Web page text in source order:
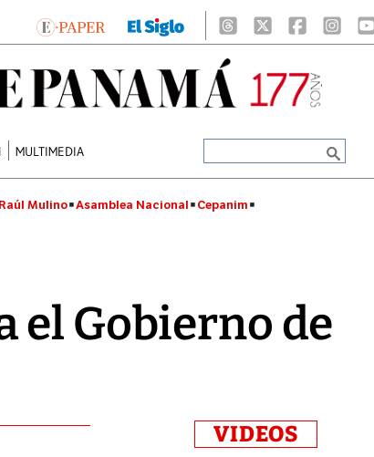
MULTIMEDIA
Mulino Asamblea Nacional Cepanim
el Gobierno de
VIDEOS